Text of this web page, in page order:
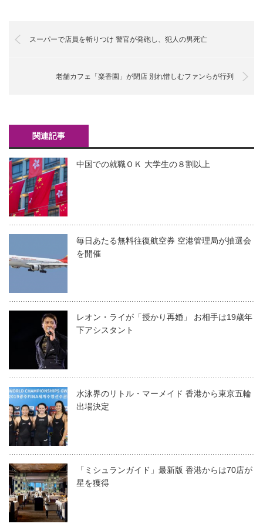
スーパーで店員を斬りつけ 警官が発砲し、犯人の男死亡
老舗カフェ「楽香園」が閉店 別れ惜しむファンらが行列
関連記事
中国での就職ＯＫ 大学生の８割以上
毎日あたる無料往復航空券 空港管理局が抽選会
を開催
レオン・ライが「授かり再婚」 お相手は19歳年
下アシスタント
水泳界のリトル・マーメイド 香港から東京五輪
出場決定
「ミシュランガイド」最新版 香港からは70店が
星を獲得